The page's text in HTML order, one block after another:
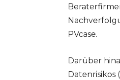
PVcase.
Darüber
Datenrisikos